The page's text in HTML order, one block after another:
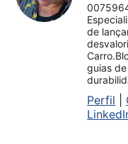
de
guias
Perfil